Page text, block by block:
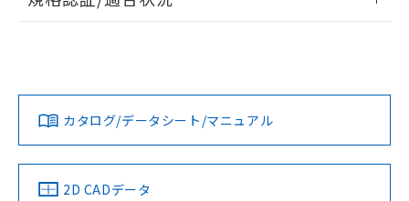
ログイン/会員登録
ダウンロードデータをご利用いただく前に、以下を必ずお読
みください。
ソフトウェアの使用条件
EU RoHS 注意事項・凡例
対応済み
中国 RoHS 注意事項・凡例
カタログ/データシート/マニュアル
2D CADデータ